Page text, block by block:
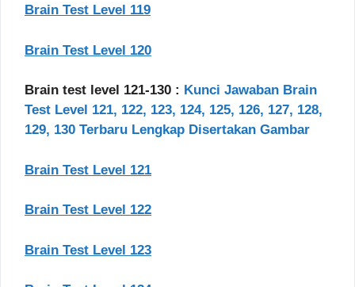
Brain Test Level 119
Brain Test Level 120
Brain test level 121-130 : Kunci Jawaban Brain
Test Level 121, 122, 123, 124, 125, 126, 127, 128,
129, 130 Terbaru Lengkap Disertakan Gambar
Brain Test Level 121
Brain Test Level 122
Brain Test Level 123